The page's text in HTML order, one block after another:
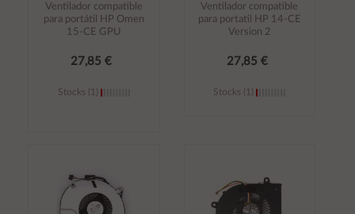
Ventilador compatible
para portátil HP Omen
15-CE GPU
27,85 €
Stocks (1)
Ventilador compatible
para portatil HP 14-CE
Version 2
27,85 €
Stocks (1)